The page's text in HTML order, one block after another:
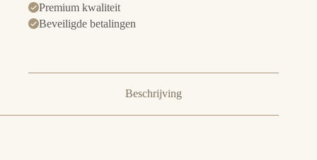
Premium kwaliteit
Beveiligde betalingen
Beschrijving